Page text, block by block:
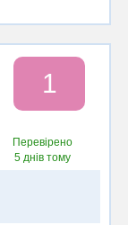
1
Перевірено
5 днів тому